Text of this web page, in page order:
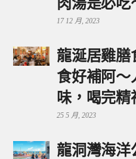
17 12 月, 2023
龍涎居雞膳
食好補阿～
味，喝完精
25 5 月, 2023
龍洞灣海洋